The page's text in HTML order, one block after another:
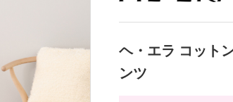
ヘ・エラ コット
ンツ